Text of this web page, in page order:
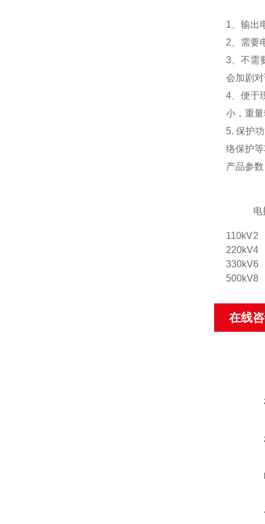
1、输出
2、需要
3、不需
会加剧
4、便于
小，重
5. 保护
络保护
产品参数
电
110kV2
220kV4
330kV6
500kV8
在线